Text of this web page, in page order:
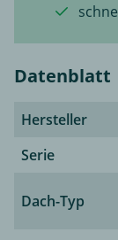
Datenblatt
Hersteller
Serie
Dach-Typ